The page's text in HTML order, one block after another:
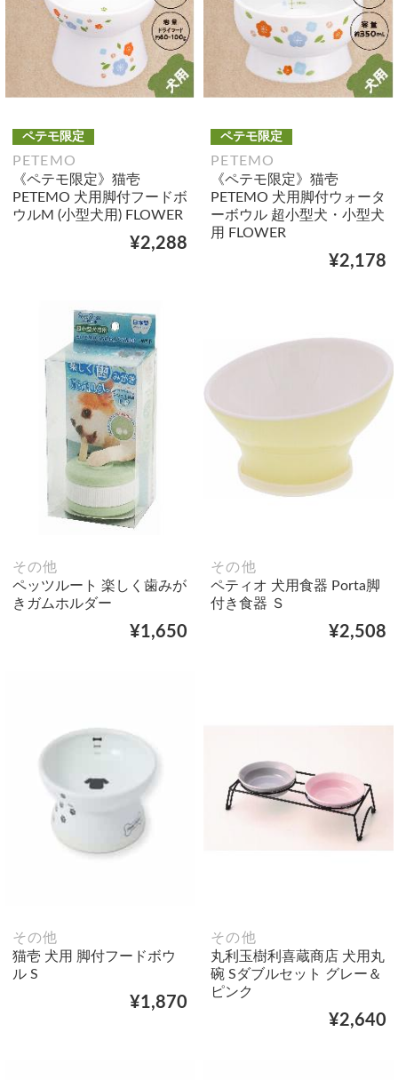
ペテモ限定
PETEMO
《ペテモ限定》猫壱
PETEMO 犬用脚付フードボ
ウルM (小型犬用) FLOWER
¥2,288
ペテモ限定
PETEMO
《ペテモ限定》猫壱
PETEMO 犬用脚付ウォータ
ーボウル 超小型犬・小型犬
用 FLOWER
¥2,178
その他
ペッツルート 楽しく歯みが
きガムホルダー
¥1,650
その他
ペティオ 犬用食器 Porta脚
付き食器 Ｓ
¥2,508
その他
猫壱 犬用 脚付フードボウ
ル S
¥1,870
その他
丸利玉樹利喜蔵商店 犬用丸
碗 Sダブルセット グレー＆
ピンク
¥2,640